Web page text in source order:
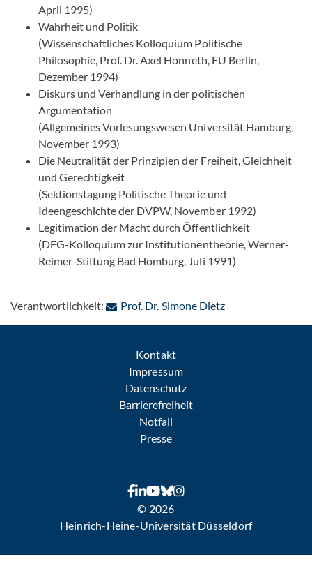
April 1995)
Wahrheit und Politik
(Wissenschaftliches Kolloquium Politische
Philosophie, Prof. Dr. Axel Honneth, FU Berlin,
Dezember 1994)
Diskurs und Verhandlung in der politischen
Argumentation
(Allgemeines Vorlesungswesen Universität Hamburg,
November 1993)
Die Neutralität der Prinzipien der Freiheit, Gleichheit
und Gerechtigkeit
(Sektionstagung Politische Theorie und
Ideengeschichte der DVPW, November 1992)
Legitimation der Macht durch Öffentlichkeit
(DFG-Kolloquium zur Institutionentheorie, Werner-
Reimer-Stiftung Bad Homburg, Juli 1991)
Verantwortlichkeit: Prof. Dr. Simone Dietz: Per E-Mail
Kontakt
Impressum
Datenschutz
Barrierefreiheit
Notfall
Presse
© 2026
Heinrich-Heine-Universität Düsseldorf